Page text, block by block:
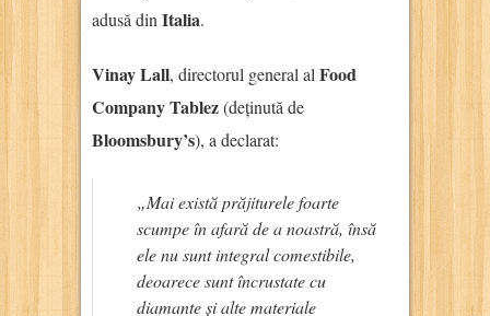
adusă din Italia.
Vinay Lall, directorul general al Food
Company Tablez(deținută de
Bloomsbury’s), a declarat:
„Mai există prăjiturele foarte
scumpe în afară de a noastră, însă
ele nu sunt integral comestibile,
deoarece sunt încrustate cu
diamante și alte materiale